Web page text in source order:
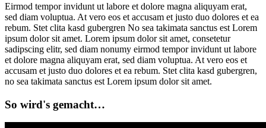
Eirmod tempor invidunt ut labore et dolore magna aliquyam erat,
sed diam voluptua. At vero eos et accusam et justo duo dolores et ea
rebum. Stet clita kasd gubergren No sea takimata sanctus est Lorem
ipsum dolor sit amet. Lorem ipsum dolor sit amet, consetetur
sadipscing elitr, sed diam nonumy eirmod tempor invidunt ut labore
et dolore magna aliquyam erat, sed diam voluptua. At vero eos et
accusam et justo duo dolores et ea rebum. Stet clita kasd gubergren,
no sea takimata sanctus est Lorem ipsum dolor sit amet.
So wird's gemacht…